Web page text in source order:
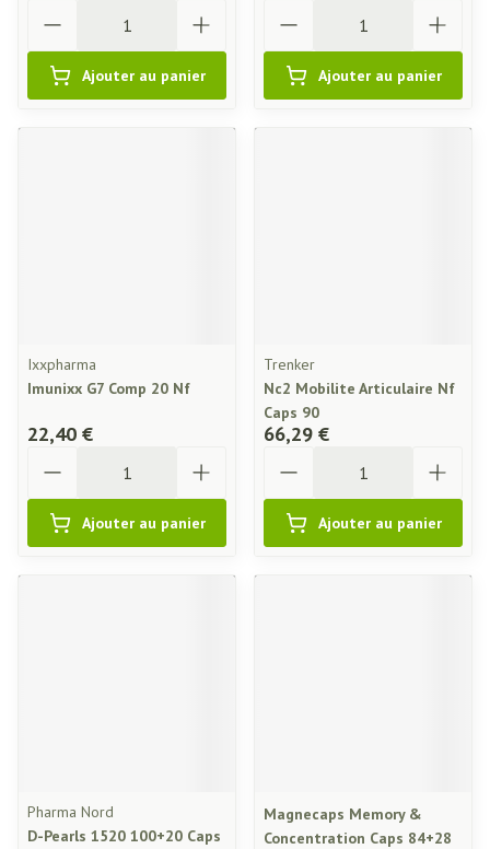
Ajouter au panier Ajouter au panier
Ixxpharma
Imunixx G7 Comp 20 Nf
22,40 €
Ajouter au panier
Trenker
Nc2 Mobilite Articulaire Nf
Caps 90
66,29 €
Ajouter au panier
Pharma Nord
D-Pearls 1520 100+20 Caps
Magnecaps Memory &
Concentration Caps 84+28